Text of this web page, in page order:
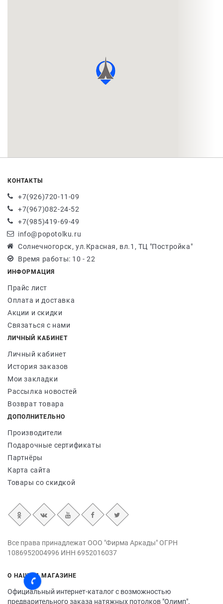
КОНТАКТЫ
+7(926)720-11-09
+7(967)082-24-52
+7(985)419-69-49
info@popotolku.ru
Солнечногорск, ул.Красная, вл.1, ТЦ "Постройка"
Время работы: 10 - 22
ИНФОРМАЦИЯ
Прайс лист
Оплата и доставка
Акции и скидки
Связаться с нами
ЛИЧНЫЙ КАБИНЕТ
Личный кабинет
История заказов
Мои закладки
Рассылка новостей
Возврат товара
ДОПОЛНИТЕЛЬНО
Производители
Подарочные сертификаты
Партнёры
Карта сайта
Товары со скидкой
Все права принадлежат ООО "Фирма Аркады" ОГРН
1086952004996 ИНН 6952016037
О НАШЕМ МАГАЗИНЕ
Официальный интернет-каталог с возможностью
предварительного заказа натяжных потолков "Олимп".